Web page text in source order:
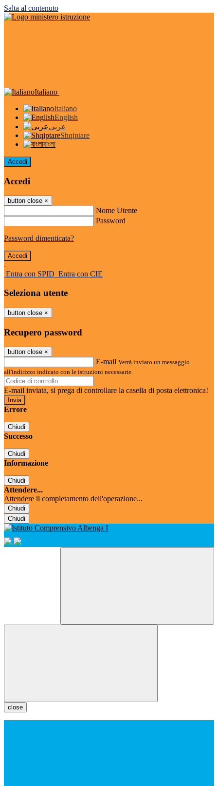
Salta al contenuto
Italiano
Italiano
English
عربى
Shqiptare
বাংলা
Accedi
Accedi
button close ×
Nome Utente
Password
Password dimenticata?
-
Entra con SPID Entra con CIE
Seleziona utente
button close ×
Recupero password
button close ×
E-mail Verrà inviato un messaggio
all'indirizzo indicato con le istruzioni necessarie.
E-mail inviata, si prega di controllare la casella di posta elettronica!
Errore
Chiudi
Successo
Chiudi
Informazione
Chiudi
Attendere...
Attendere il completamento dell'operazione...
Chiudi
Chiudi
close